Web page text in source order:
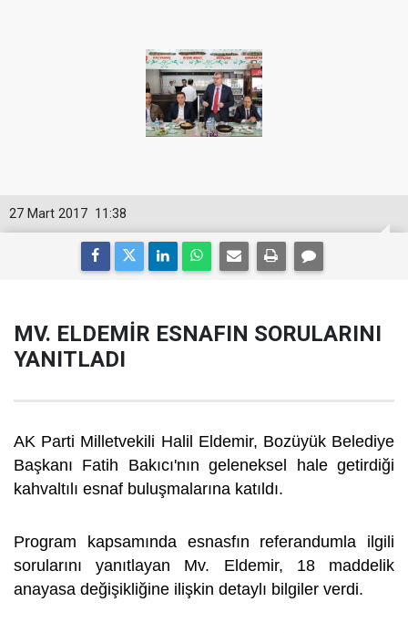
11:38
27 Mart 2017
MV. ELDEMİR ESNAFIN SORULARINI
YANITLADI
AK Parti Milletvekili Halil Eldemir, Bozüyük Belediye
Başkanı Fatih Bakıcı'nın geleneksel hale getirdiği
kahvaltılı esnaf buluşmalarına katıldı.
Program kapsamında esnasfın referandumla ilgili
sorularını yanıtlayan Mv. Eldemir, 18 maddelik
anayasa değişikliğine ilişkin detaylı bilgiler verdi.